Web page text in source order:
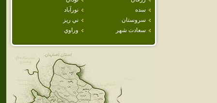
سده
نورآباد
سروستان
ني ريز
سعادت شهر
وراوي